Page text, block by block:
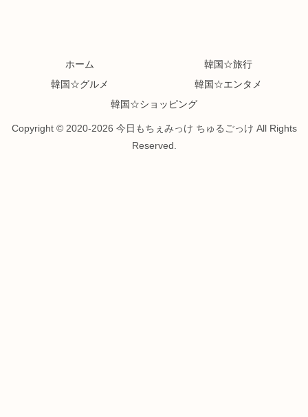
ホーム
韓国☆旅行
韓国☆グルメ
韓国☆エンタメ
韓国☆ショッピング
Copyright © 2020-2026 今日もちぇみっけ ちゅるごっけ All Rights
Reserved.